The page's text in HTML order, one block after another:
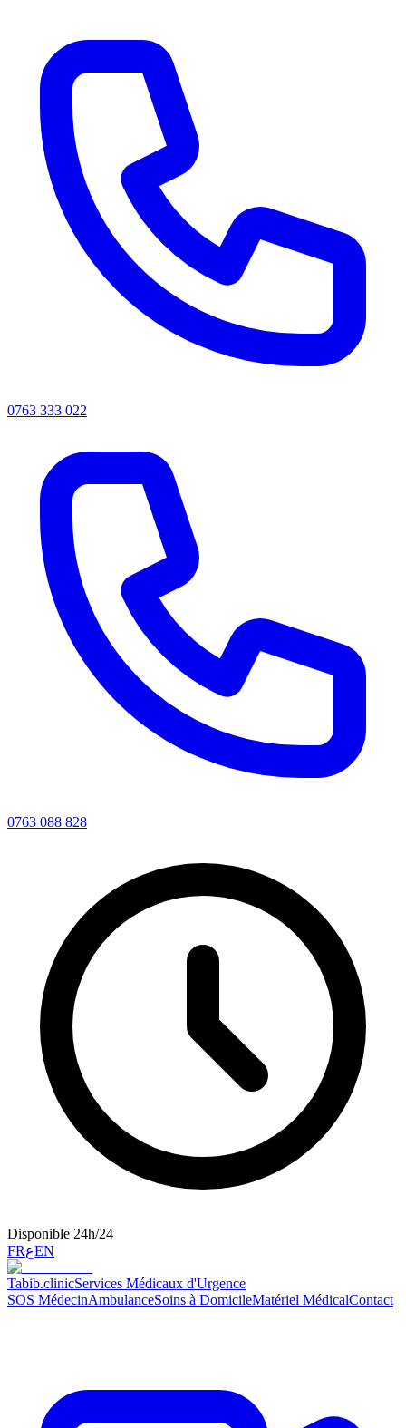
0763 333 022
0763 088 828
Disponible 24h/24
FRعEN
Tabib.clinicServices Médicaux d'Urgence
SOS MédecinAmbulanceSoins à DomicileMatériel MédicalContact